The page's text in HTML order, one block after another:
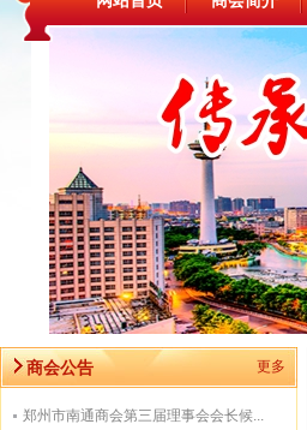
商会公告 更多
郑州市南通商会第三届理事会会长候...